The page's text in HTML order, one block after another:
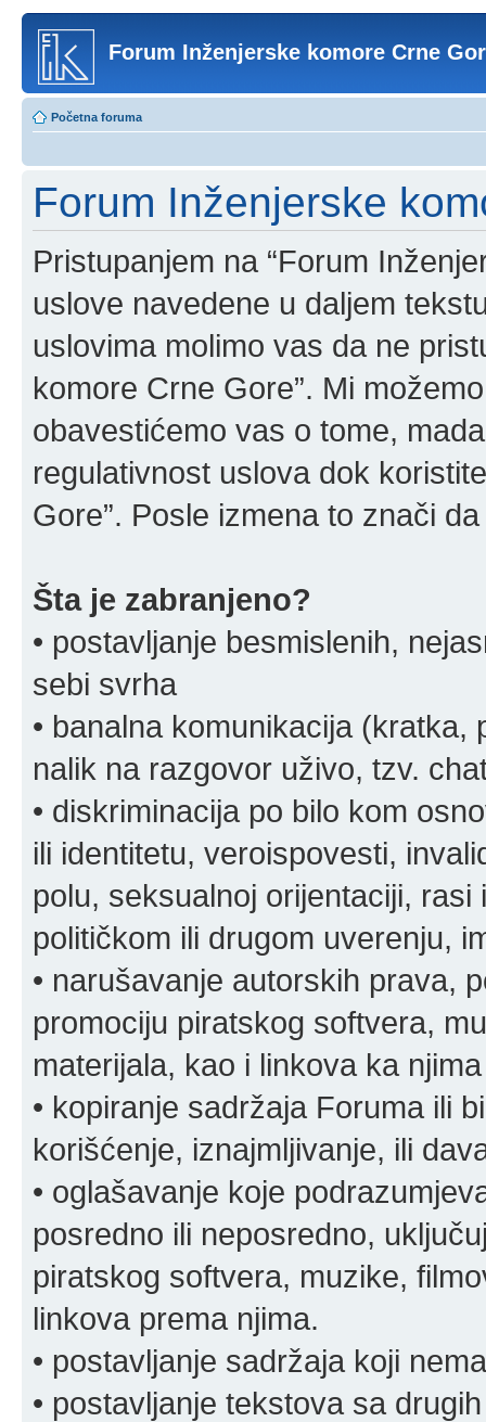
Forum Inženjerske komore Crne
Početna foruma
Forum Inženjerske
Pristupanjem na “Forum
uslove navedene u daljem
uslovima molimo vas da ne
komore Crne Gore”. Mi
obavestićemo vas o tome,
regulativnost uslova dok
Gore”. Posle izmena to znači
Šta je zabranjeno?
• postavljanje besmislenih,
sebi svrha
• banalna komunikacija
nalik na razgovor uživo, tzv.
• diskriminacija po bilo kom
ili identitetu, veroispovesti,
polu, seksualnoj orijentaciji,
političkom ili drugom uverenju,
• narušavanje autorskih prava,
promociju piratskog softvera,
materijala, kao i linkova ka njima
• kopiranje sadržaja Foruma ili
korišćenje, iznajmljivanje, ili
• oglašavanje koje
posredno ili neposredno,
piratskog softvera, muzike,
linkova prema njima.
• postavljanje sadržaja koji
• postavljanje tekstova sa